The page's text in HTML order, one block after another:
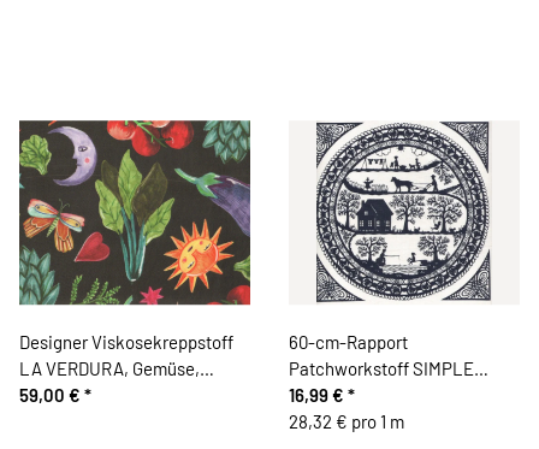
Designer Viskosekreppstoff
LA VERDURA, Gemüse,
schwarz
59,00 € *
60-cm-Rapport
Patchworkstoff SIMPLE
PLEASURES, Scherenschnitt,
dunkelblau, Northcott
16,99 € *
28,32 € pro 1 m